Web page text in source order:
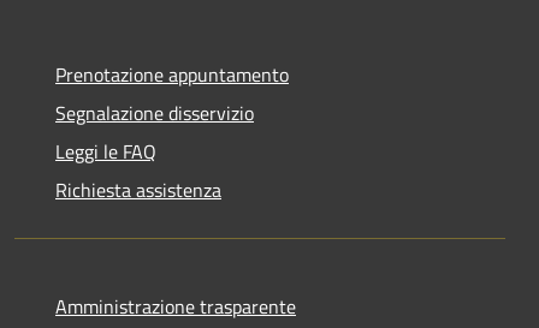
Prenotazione appuntamento
Segnalazione disservizio
Leggi le FAQ
Richiesta assistenza
Amministrazione trasparente